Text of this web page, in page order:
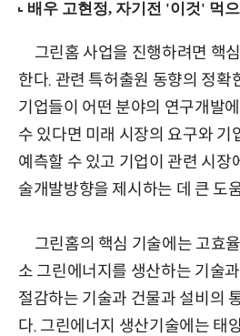
그린홈 사업을 진행하려면 핵
한다. 관련 특허출원 동향의 정확
기업들이 어떤 분야의 연구개발
수 있다면 미래 시장의 요구와 기
예측할 수 있고 기업이 관련 시장
술개발방향을 제시하는 데 큰 도
그린홈의 핵심 기술에는 고효
소 그린에너지를 생산하는 기술
절감하는 기술과 건물과 설비의
다. 그린에너지 생산기술에는 태